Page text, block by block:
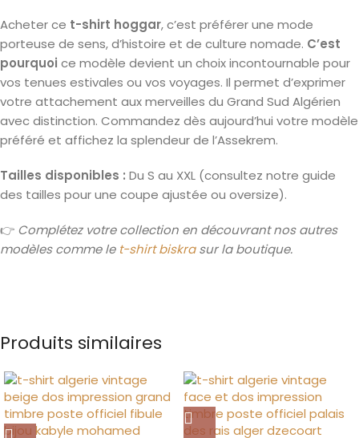
Acheter ce t-shirt hoggar, c’est préférer une mode
porteuse de sens, d’histoire et de culture nomade. C’est
pourquoi ce modèle devient un choix incontournable pour
vos tenues estivales ou vos voyages. Il permet d’exprimer
votre attachement aux merveilles du Grand Sud Algérien
avec distinction. Commandez dès aujourd’hui votre modèle
préféré et affichez la splendeur de l’Assekrem.
Tailles disponibles : Du S au XXL (consultez notre guide
des tailles pour une coupe ajustée ou oversize).
👉 Complétez votre collection en découvrant nos autres
modèles comme le t-shirt biskrasur la boutique.
Produits similaires